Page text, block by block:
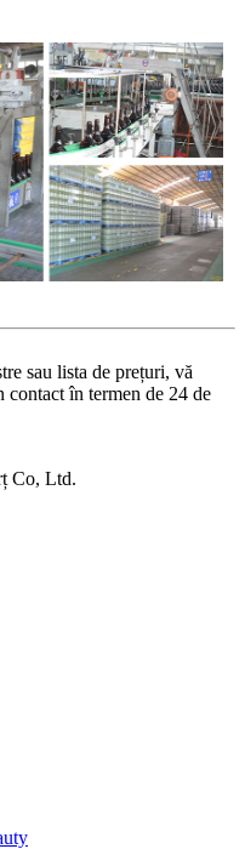
sau lista de prețuri, vă
în termen de 24 de
Co, Ltd.